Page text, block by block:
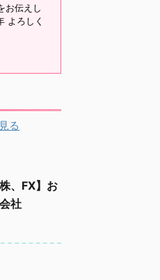
お伝えし
よろしく
る
、FX】お
社